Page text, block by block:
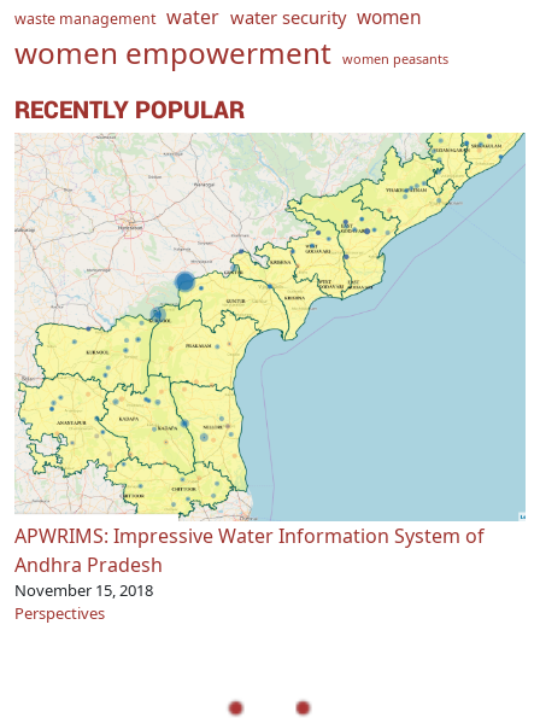
waste management water water security women
women empowerment women peasants
RECENTLY POPULAR
APWRIMS: Impressive Water Information System of
Andhra Pradesh
November 15, 2018
Perspectives